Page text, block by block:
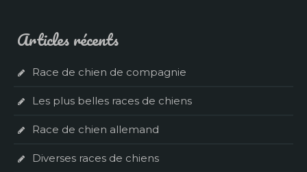
Articles récents
Race de chien de compagnie
Les plus belles races de chiens
Race de chien allemand
Diverses races de chiens